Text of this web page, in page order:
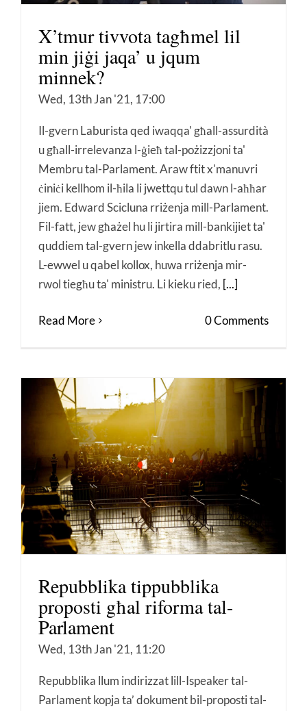
X’tmur tivvota tagħmel lil
min jiġi jaqa’ u jqum
minnek?
Wed, 13th Jan '21, 17:00
Il-gvern Laburista qed iwaqqa' għall-assurdità
u għall-irrelevanza l-ġieħ tal-pożizzjoni ta'
Membru tal-Parlament. Araw ftit x'manuvri
ċiniċi kellhom il-ħila li jwettqu tul dawn l-aħħar
jiem. Edward Scicluna rriżenja mill-Parlament.
Fil-fatt, jew għażel hu li jirtira mill-bankijiet ta'
quddiem tal-gvern jew inkella ddabritlu rasu.
L-ewwel u qabel kollox, huwa rriżenja mir-
rwol tiegħu ta' ministru. Li kieku ried, [...]
Read More 0 Comments
Repubblika tippubblika
proposti għal riforma tal-
Parlament
Wed, 13th Jan '21, 11:20
Repubblika llum indirizzat lill-Ispeaker tal-
Parlament kopja ta’ dokument bil-proposti tal-